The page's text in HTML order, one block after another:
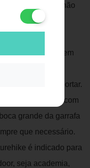
resistente e não
para carregar
para pendurar em
prática de transportar.
antivazamento com
grande da garrafa
que necessário.
é indicado para
seja academia,